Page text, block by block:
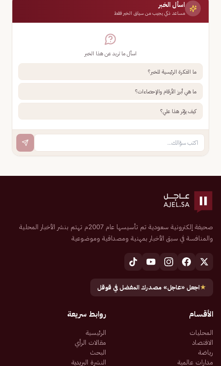
اسأل الخبر
مساعد ذكي يجيب من سياق الخبر فقط
اسأل ما تريد عن هذا الخبر
ما الفكرة الرئيسية للخبر؟
ما هي أبرز الأرقام والإحصاءات؟
كيف يؤثر هذا علي؟
صحيفة إلكترونية سعودية تم تأسيسها عام 2007م تهتم بنشر الأخبار المحلية
والمنافسة في سبق الأخبار بمهنية ومصداقية وموضوعية
★اجعل «عاجل» مصدرك المفضل في قوقل
الأقسام
المحليات
الاقتصاد
رياضة
مدارات عالمية
روابط سريعة
الرئيسية
مقالات الرأي
البحث
النشرة البريدية